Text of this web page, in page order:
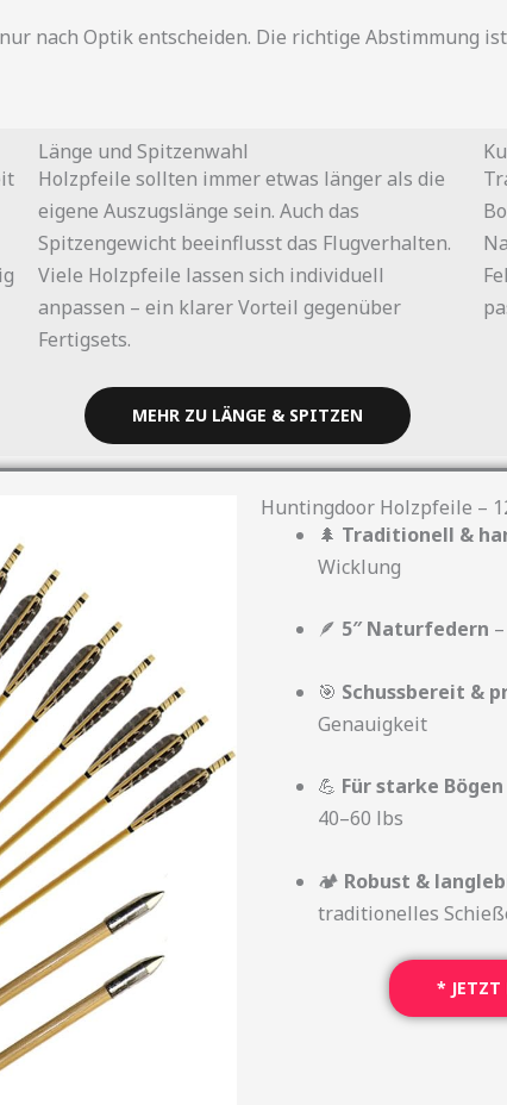
nach Optik entscheiden. Die richtige Abstimmung
Länge und Spitzenwahl
Holzpfeile sollten immer etwas länger als die
eigene Auszugslänge sein. Auch das
Spitzengewicht beeinflusst das Flugverhalten.
Viele Holzpfeile lassen sich individuell
anpassen – ein klarer Vorteil gegenüber
Fertigsets.
MEHR ZU LÄNGE & SPITZEN
Huntingdoor Holzpfeile –
🌲 Traditionell &
Wicklung
🪶 5″ Naturfedern
🎯 Schussbereit &
Genauigkeit
💪 Für starke Bögen
40–60 lbs
🏕️ Robust &
traditionelles
* JETZT